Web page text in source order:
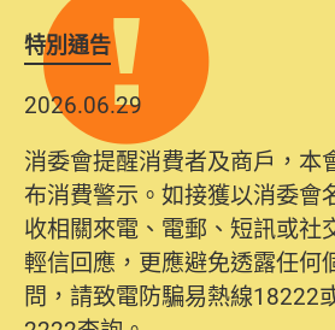
特別通告
2026.06.29
消委會提醒消費者及商戶，本
布消費警示。如接獲以消委會
收相關來電、電郵、短訊或社
輕信回應，更應避免透露任何
問，請致電防騙易熱線18222